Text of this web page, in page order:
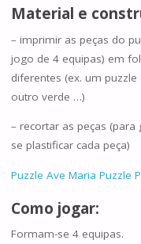
Material e
– imprimir as peças do
jogo de 4 equipas) em
diferentes (ex. um
outro verde …)
– recortar as peças
se plastificar cada peça)
Puzzle Ave Maria Puzzle
Como jogar:
Formam-se 4 equipas.